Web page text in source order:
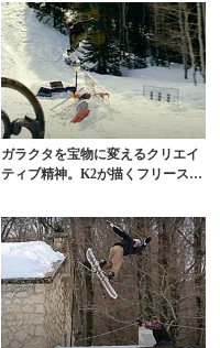
ガラクタを宝物に変えるクリエイ
ティブ精神。K2が描くフリースタ